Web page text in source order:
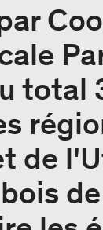
total
de